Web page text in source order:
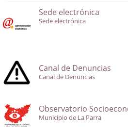
Sede electrónica
Sede electrónica
Canal de Denuncias
Canal de Denuncias
Observatorio
Municipio de La Parra